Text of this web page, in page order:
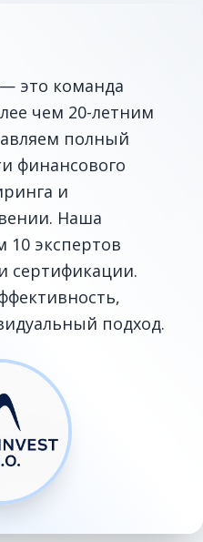
— это команда
чем 20-летним
полный
финансового
и
Наша
10 экспертов
сертификации.
подход.